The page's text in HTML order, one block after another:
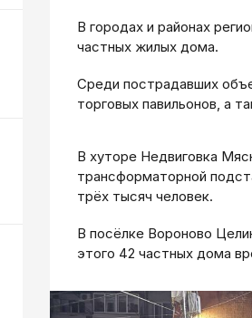
В городах и районах
частных жилых дома.
Среди пострадавших
торговых павильонов, а
В хуторе Недвиговка
трансформаторной
трёх тысяч человек.
В посёлке Вороново
этого 42 частных дома